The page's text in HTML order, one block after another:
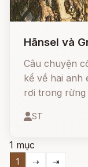
Hãnsel và
Câu chuyện
kể về hai anh
rơi trong rừng
Bằng trí
an toàn.
ST
1 mục
1 ⇢ ⇥